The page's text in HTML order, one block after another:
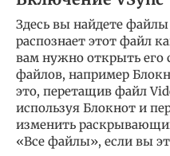
Здесь вы найдете
распознает этот файл
вам нужно открыть его
файлов, например
это, перетащив файл
используя Блокнот и
изменить
«Все файлы», если вы